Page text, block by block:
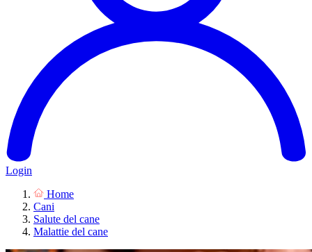
Login
Home
Cani
Salute del cane
Malattie del cane